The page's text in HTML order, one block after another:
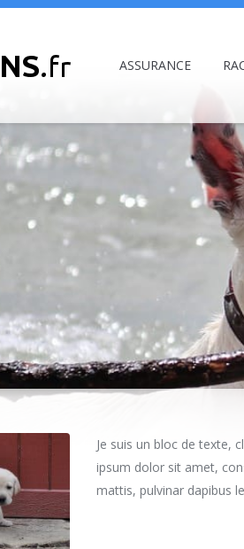
ASSURANCE
Je suis un bloc de texte,
ipsum dolor sit amet,
mattis, pulvinar dapibus